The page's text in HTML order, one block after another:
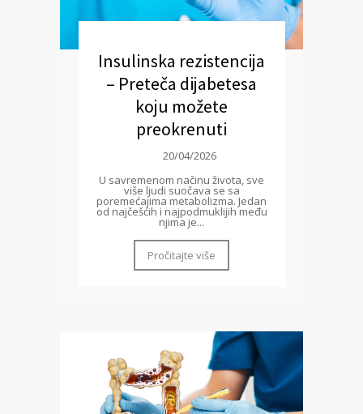
Insulinska rezistencija
– Preteča dijabetesa
koju možete
preokrenuti
20/04/2026
U savremenom načinu života, sve
više ljudi suočava se sa
poremećajima metabolizma. Jedan
od najčešćih i najpodmuklijih među
njima je...
Pročitajte više